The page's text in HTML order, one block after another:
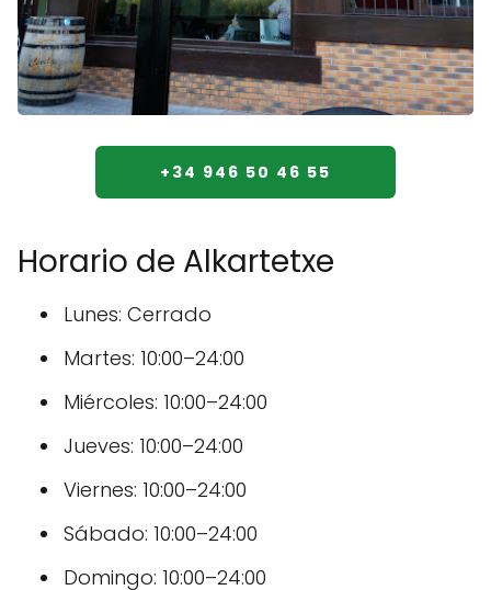
+34 946 50 46 55
Horario de Alkartetxe
Lunes: Cerrado
Martes: 10:00–24:00
Miércoles: 10:00–24:00
Jueves: 10:00–24:00
Viernes: 10:00–24:00
Sábado: 10:00–24:00
Domingo: 10:00–24:00